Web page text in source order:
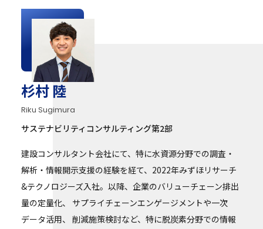
杉村 陸
Riku Sugimura
サステナビリティコンサルティング第2部
建設コンサルタント会社にて、特に水資源分野での調査・
解析・情報開示支援の経験を経て、2022年みずほリサーチ
&テクノロジーズ入社。以降、企業のバリューチェーン排出
量の定量化、 サプライチェーンエンゲージメントや一次
データ活用、 削減施策検討など、特に脱炭素分野での情報